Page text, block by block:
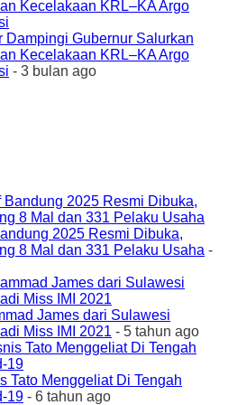
Dampingi Gubernur Salurkan
Kecelakaan KRL–KA Argo
- 3 bulan ago
2025 Resmi Dibuka,
8 Mal dan 331 Pelaku Usaha -
James dari Sulawesi
Miss IMI 2021 - 5 tahun ago
Tato Menggeliat Di Tengah
19 - 6 tahun ago